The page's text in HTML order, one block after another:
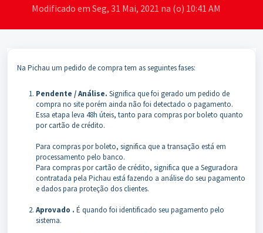
Modificado em Seg, 31 Mai, 2021 na (o) 10:41 AM
Na Pichau um pedido de compra tem as seguintes fases:
Pendente / Análise. Significa que foi gerado um pedido de
compra no site porém ainda não foi detectado o pagamento.
Essa etapa leva 48h úteis, tanto para compras por boleto quanto
por cartão de crédito.
Para compras por boleto, significa que a transação está em
processamento pelo banco.
Para compras por cartão de crédito, significa que a Seguradora
contratada pela Pichau está fazendo a análise do seu pagamento
e dados para proteção dos clientes.
Aprovado . É quando foi identificado seu pagamento pelo
sistema.